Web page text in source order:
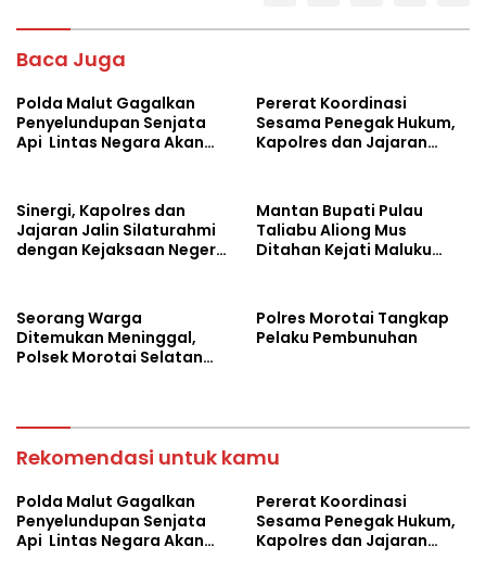
o
o
k p
Baca Juga
Polda Malut Gagalkan
Penyelundupan Senjata
Api Lintas Negara Akan
Pererat Koordinasi
Sesama Penegak Hukum,
Kapolres dan Jajaran
Sinergi, Kapolres dan
Jajaran Jalin Silaturahmi
dengan Kejaksaan Negeri
Mantan Bupati Pulau
Taliabu Aliong Mus
Ditahan Kejati Maluku
Seorang Warga
Ditemukan Meninggal,
Polsek Morotai Selatan
Polres Morotai Tangkap
Pelaku Pembunuhan
Rekomendasi untuk kamu
Polda Malut Gagalkan
Penyelundupan Senjata
Api Lintas Negara Akan
Pererat Koordinasi
Sesama Penegak Hukum,
Kapolres dan Jajaran